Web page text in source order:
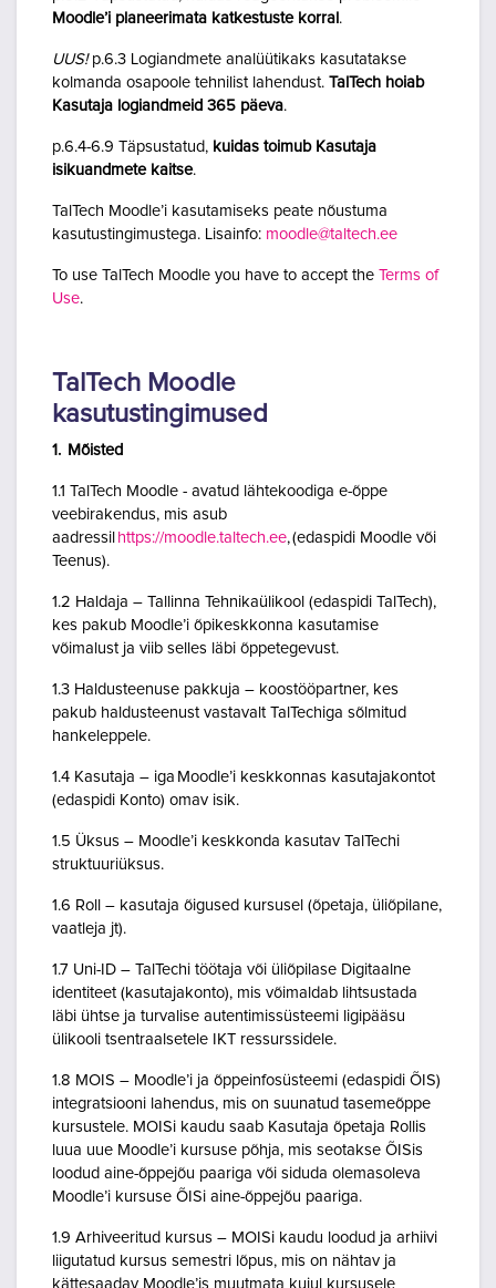
Moodle’i planeerimata katkestuste korral .
UUS!p.6.3 Logiandmete analüütikaks kasutatakse
kolmanda osapoole tehnilist lahendust. TalTech hoiab
Kasutaja logiandmeid 365 päeva.
p.6.4-6.9 Täpsustatud, kuidas toimub Kasutaja
isikuandmete kaitse.
TalTech Moodle’i kasutamiseks peate nõustuma
kasutustingimustega. Lisainfo: moodle@taltech.ee
To use TalTech Moodle you have to accept the Terms of
Use.
TalTech Moodle
kasutustingimused
1. Mõisted
1.1 TalTech Moodle - avatud lähtekoodiga e-õppe
veebirakendus, mis asub
aadressil https://moodle.taltech.ee, (edaspidi Moodle või
Teenus).
1.2 Haldaja – Tallinna Tehnikaülikool (edaspidi TalTech),
kes pakub Moodle’i õpikeskkonna kasutamise
võimalust ja viib selles läbi õppetegevust.
1.3 Haldusteenuse pakkuja – koostööpartner, kes
pakub haldusteenust vastavalt TalTechiga sõlmitud
hankeleppele.
1.4 Kasutaja – iga Moodle’i keskkonnas kasutajakontot
(edaspidi Konto) omav isik.
1.5 Üksus – Moodle’i keskkonda kasutav TalTechi
struktuuriüksus.
1.6 Roll – kasutaja õigused kursusel (õpetaja, üliõpilane,
vaatleja jt).
1.7 Uni-ID – TalTechi töötaja või üliõpilase Digitaalne
identiteet (kasutajakonto), mis võimaldab lihtsustada
läbi ühtse ja turvalise autentimissüsteemi ligipääsu
ülikooli tsentraalsetele IKT ressurssidele.
1.8 MOIS – Moodle’i ja õppeinfosüsteemi (edaspidi ÕIS)
integratsiooni lahendus, mis on suunatud tasemeõppe
kursustele. MOISi kaudu saab Kasutaja õpetaja Rollis
luua uue Moodle’i kursuse põhja, mis seotakse ÕISis
loodud aine-õppejõu paariga või siduda olemasoleva
Moodle’i kursuse ÕISi aine-õppejõu paariga.
1.9 Arhiveeritud kursus – MOISi kaudu loodud ja arhiivi
liigutatud kursus semestri lõpus, mis on nähtav ja
kättesaadav Moodle’is muutmata kujul kursusele